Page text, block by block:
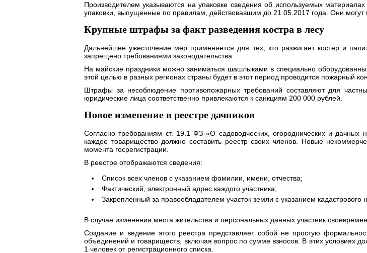
Производителем указываются на упаковке сведения об используемых
упаковки, выпущенные по правилам, действовавшим до 21.05.2017 года. Они могут
Крупные штрафы за факт разведения костра в лесу
Дальнейшее ужесточение мер применяется для тех, кто разжигает костер и
запрещено требованиями законодательства.
На майские праздники можно заниматься шашлыками в специально
этой целью в разных регионах страны будет в этот период проводится пожарный
Штрафы за несоблюдение противопожарных требований составляют для
юридические лица соответственно привлекаются к санкциям 200 000 рублей.
Новое изменение в реестре дачников
Согласно требованиям ст. 19.1 ФЗ «О садоводческих, огороднических и дачных
каждое товарищество должно составить реестр своих членов. Новые
момента госрегистрации.
В реестре отображаются сведения:
Список всех членов с указанием фамилии, имени, отчества;
Фактический, электронный адрес каждого участника;
Закрепленный за правообладателем участок земли с указанием
В случае изменения места жительства и персональных данных участник
Создание и ведение этого реестра представляет собой не простую
объединений и товариществ, включая вопрос по сумме взносов. В этих условиях
1 человек от регистрационного списка.